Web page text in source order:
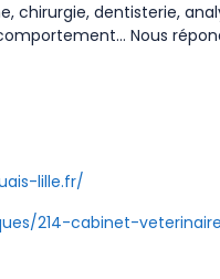
chirurgie, dentisterie,
Nous
lille.fr/
214-cabinet-